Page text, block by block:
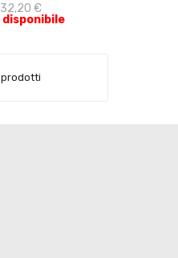
32,20 €
disponibile
prodotti